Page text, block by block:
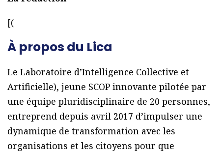
[(
À propos du Lica
Le Laboratoire d’Intelligence Collective et
Artificielle), jeune SCOP innovante pilotée par
une équipe pluridisciplinaire de 20 personnes,
entreprend depuis avril 2017 d’impulser une
dynamique de transformation avec les
organisations et les citoyens pour que